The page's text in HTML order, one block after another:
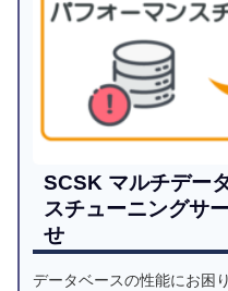
SCSK マルチデー
スチューニングサ
せ
データベースの性能にお困